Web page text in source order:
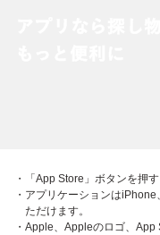
・「App Store」ボタンを押
・アプリケーションは
ただけます。
・Apple、Appleのロゴ、